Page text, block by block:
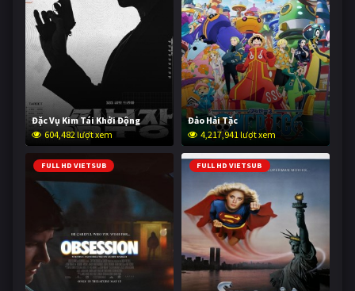
Đặc Vụ Kim Tái Khởi Động
604,482 lượt xem
Đảo Hải Tặc
4,217,941 lượt xem
FULL HD VIETSUB FULL HD VIETSUB